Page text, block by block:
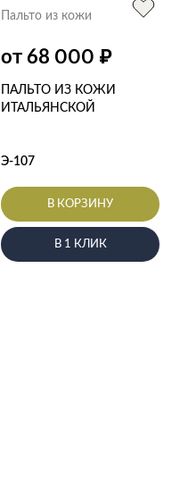
Пальто из кожи
от 68 000 ₽
ПАЛЬТО ИЗ КОЖИ
ИТАЛЬЯНСКОЙ
Э-107
В КОРЗИНУ
В 1 КЛИК